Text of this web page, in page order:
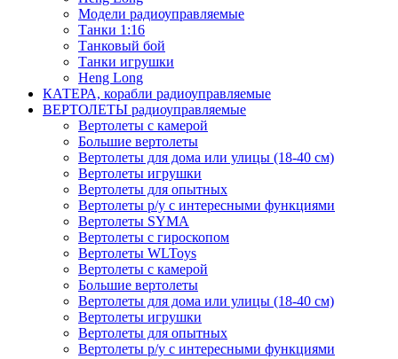
Модели радиоуправляемые
Танки 1:16
Танковый бой
Танки игрушки
Heng Long
КАТЕРА, корабли радиоуправляемые
ВЕРТОЛЕТЫ радиоуправляемые
Вертолеты с камерой
Большие вертолеты
Вертолеты для дома или улицы (18-40 см)
Вертолеты игрушки
Вертолеты для опытных
Вертолеты р/у с интересными функциями
Вертолеты SYMA
Вертолеты с гироскопом
Вертолеты WLToys
Вертолеты с камерой
Большие вертолеты
Вертолеты для дома или улицы (18-40 см)
Вертолеты игрушки
Вертолеты для опытных
Вертолеты р/у с интересными функциями